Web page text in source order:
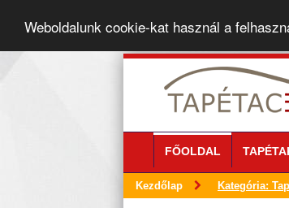
Weboldalunk cookie-kat használ a
FŐOLDAL
Kezdőlap Kategória: